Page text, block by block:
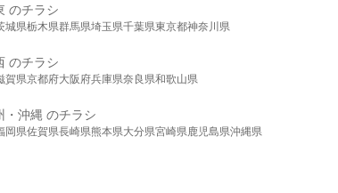
のチラシ
城県栃木県群馬県埼玉県千葉県東京都神奈川県
のチラシ
賀県京都府大阪府兵庫県奈良県和歌山県
・沖縄 のチラシ
岡県佐賀県長崎県熊本県大分県宮崎県鹿児島県沖縄県